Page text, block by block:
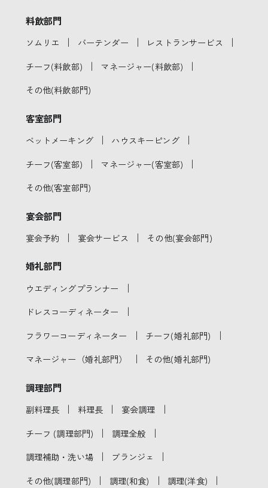
料飲部門
ソムリエ ｜ バーテンダー ｜ レストランサービス ｜
チーフ(料飲部) ｜ マネージャー(料飲部) ｜
その他(料飲部門)
客室部門
ベットメーキング ｜ ハウスキーピング ｜
チーフ(客室部) ｜ マネージャー(客室部) ｜
その他(客室部門)
宴会部門
宴会予約 ｜ 宴会サービス ｜ その他(宴会部門)
婚礼部門
ウエディングプランナー ｜
ドレスコーディネーター ｜
フラワーコーディネーター ｜ チーフ(婚礼部門) ｜
マネージャー（婚礼部門） ｜ その他(婚礼部門)
調理部門
副料理長 ｜ 料理長 ｜ 宴会調理 ｜
チーフ (調理部門) ｜ 調理全般 ｜
調理補助・洗い場 ｜ ブランジェ ｜
その他(調理部門) ｜ 調理(和食) ｜ 調理(洋食) ｜